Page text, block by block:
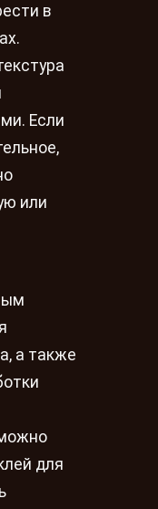
в
Если
или
а также
для